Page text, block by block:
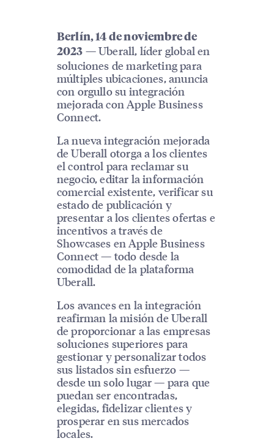
Berlín, 14 de noviembre de
2023 — Uberall, líder global en
soluciones de marketing para
múltiples ubicaciones, anuncia
con orgullo su integración
mejorada con Apple Business
Connect.
La nueva integración mejorada
de Uberall otorga a los clientes
el control para reclamar su
negocio, editar la información
comercial existente, verificar su
estado de publicación y
presentar a los clientes ofertas e
incentivos a través de
Showcases en Apple Business
Connect — todo desde la
comodidad de la plataforma
Uberall.
Los avances en la integración
reafirman la misión de Uberall
de proporcionar a las empresas
soluciones superiores para
gestionar y personalizar todos
sus listados sin esfuerzo —
desde un solo lugar — para que
puedan ser encontradas,
elegidas, fidelizar clientes y
prosperar en sus mercados
locales.